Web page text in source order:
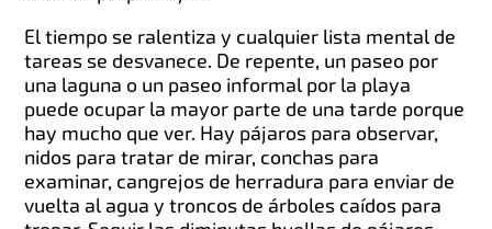
El tiempo se ralentiza y cualquier lista mental de
tareas se desvanece. De repente, un paseo por
una laguna o un paseo informal por la playa
puede ocupar la mayor parte de una tarde porque
hay mucho que ver. Hay pájaros para observar,
nidos para tratar de mirar, conchas para
examinar, cangrejos de herradura para enviar de
vuelta al agua y troncos de árboles caídos para